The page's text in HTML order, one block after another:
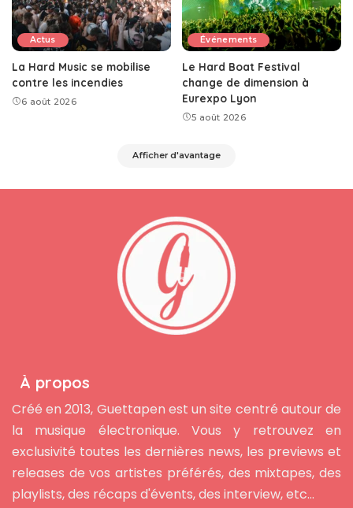
Actus
La Hard Music se mobilise
contre les incendies
6 août 2026
Événements
Le Hard Boat Festival
change de dimension à
Eurexpo Lyon
5 août 2026
Afficher d'avantage
À propos
Créé en 2013, Guettapen est un site centré autour de
la musique électronique. Vous y retrouvez en
exclusivité toutes les dernières news, les previews et
releases de vos artistes préférés, des mixtapes, des
playlists, des récaps d'évents, des interview, etc...